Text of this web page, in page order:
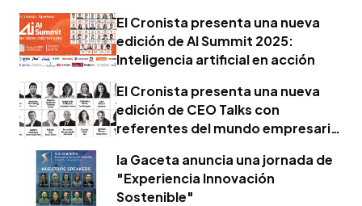
El Cronista presenta una nueva
edición de AI Summit 2025:
Inteligencia artificial en acción
El Cronista presenta una nueva
edición de CEO Talks con
referentes del mundo empresarial
la Gaceta anuncia una jornada de
"Experiencia Innovación
Sostenible"